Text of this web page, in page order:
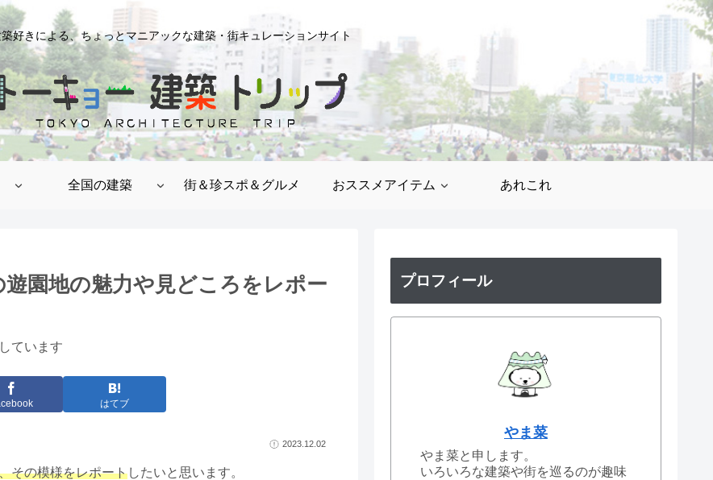
好きによる、ちょっとマニアックな建築・街キュレーションサイト
全国の建築 街＆珍スポ＆グルメ おススメアイテム あれこれ
園地の魅力や見どころをレポー
ています
はてブ
2023.12.02
その模様をレポートしたいと思います。
プロフィール
やま菜
やま菜と申します。
いろいろな建築や街を巡るのが趣味